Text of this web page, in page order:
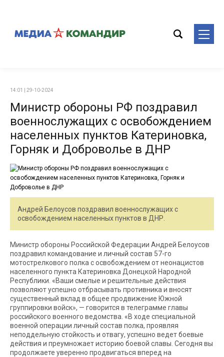
14:01 | 29-10-2024
Министр обороны РФ поздравил
военнослужащих с освобождением
населенных пунктов Катериновка,
Горняк и Доброволье в ДНР
Андрей Белоусов поздравил военнослужащих с
освобождением населенных пунктов в ДНР.
Министр обороны Российской Федерации Андрей Белоусов
поздравил командование и личный состав 57-го
мотострелкового полка с освобождением от неонацистов
населенного пункта Катериновка Донецкой Народной
Республики. «Ваши смелые и решительные действия
позволяют успешно отбрасывать противника и вносят
существенный вклад в общее продвижение Южной
группировки войск», — говорится в телеграмме главы
российского военного ведомства. «В ходе специальной
военной операции личный состав полка, проявляя
неподдельную стойкость и отвагу, успешно ведет боевые
действия и преумножает историю боевой славы. Сегодня вы
продолжаете уверенно продвигаться вперед на